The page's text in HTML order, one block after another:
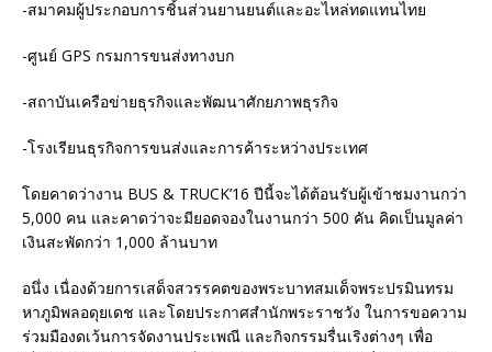
-สมาคมผู้ประกอบการชิ้นส่วนยานยนต์และอะไหล่ทดแทนไทย
-ศูนย์ GPS กรมการขนส่งทางบก
-สถาบันเครือข่ายธุรกิจและพัฒนาศักยภาพธุรกิจ
-โรงเรียนธุรกิจการขนส่งและการค้าระหว่างประเทศ
โดยคาดว่างาน BUS & TRUCK’16 ปีนี้จะได้ต้อนรับผู้เข้าชมงานกว่า
5,000 คน และคาดว่าจะมียอดจองในงานกว่า 500 คัน คิดเป็นมูลค่า
เงินสะพัดกว่า 1,000 ล้านบาท
อนึ่ง เนื่องด้วยการเสด็จสวรรคตของพระบาทสมเด็จพระปรมินทรม
หาภูมิพลอดุยเดช และโดยประกาศสำนักพระราชวัง ในการขอความ
ร่วมมืองดเว้นการจัดงานประเพณี และกิจกรรมรื่นเริงต่างๆ เพื่อ